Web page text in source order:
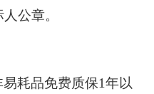
公章。
耗品免费质保1年以